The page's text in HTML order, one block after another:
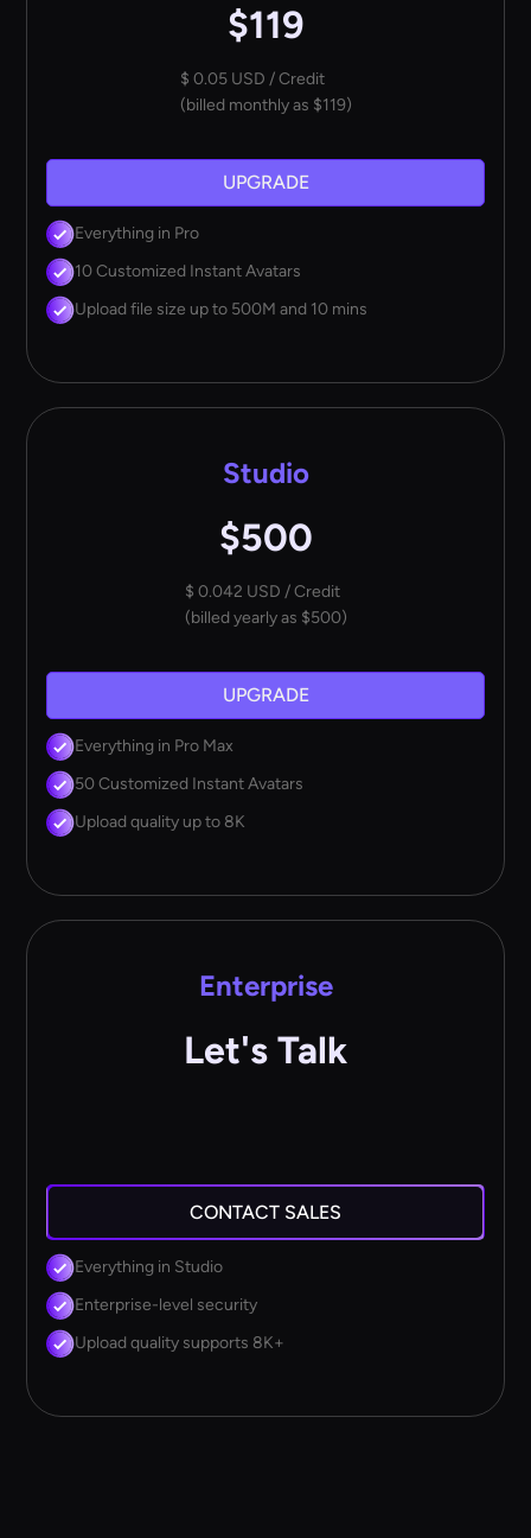
$119
$ 0.05 USD / Credit
(billed monthly as $119)
UPGRADE
Everything in Pro
10 Customized Instant Avatars
Upload file size up to 500M and 10 mins
Studio
$500
$ 0.042 USD / Credit
(billed yearly as $500)
UPGRADE
Everything in Pro Max
50 Customized Instant Avatars
Upload quality up to 8K
Enterprise
Let's Talk
CONTACT SALES
Everything in Studio
Enterprise-level security
Upload quality supports 8K+